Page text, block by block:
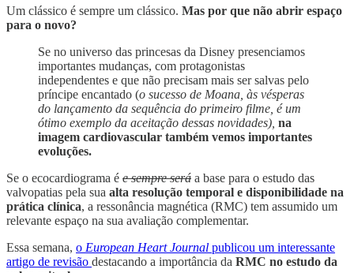
Um clássico é sempre um clássico. Mas por que não abrir espaço
para o novo?
Se no universo das princesas da Disney presenciamos
importantes mudanças, com protagonistas
independentes e que não precisam mais ser salvas pelo
príncipe encantado (o sucesso de Moana, às vésperas
do lançamento da sequência do primeiro filme, é um
ótimo exemplo da aceitação dessas novidades), na
imagem cardiovascular também vemos importantes
evoluções.
Se o ecocardiograma é e sempre será a base para o estudo das
valvopatias pela sua alta resolução temporal e disponibilidade na
prática clínica, a ressonância magnética (RMC) tem assumido um
relevante espaço na sua avaliação complementar.
Essa semana, o European Heart Journal publicou um interessante
artigo de revisão destacando a importância da RMC no estudo da